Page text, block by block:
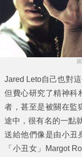
Jared Leto自己也對
但費心研究了精神科
者，甚至是被關在監
途中，很有名的一點
送給他們像是由小丑
「小丑女」Margot